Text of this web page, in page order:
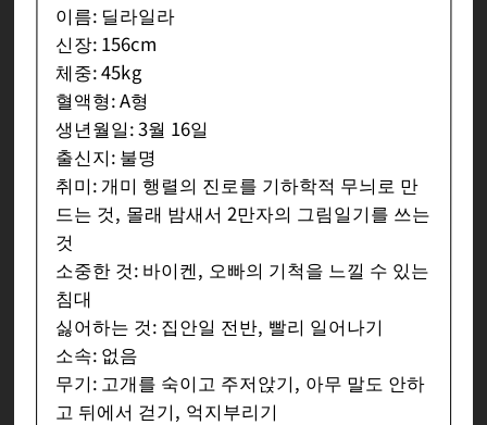
이름: 딜라일라
신장: 156cm
체중: 45kg
혈액형: A형
생년월일: 3월 16일
출신지: 불명
취미: 개미 행렬의 진로를 기하학적 무늬로 만
드는 것, 몰래 밤새서 2만자의 그림일기를 쓰는
것
소중한 것: 바이켄, 오빠의 기척을 느낄 수 있는
침대
싫어하는 것: 집안일 전반, 빨리 일어나기
소속: 없음
무기: 고개를 숙이고 주저앉기, 아무 말도 안하
고 뒤에서 걷기, 억지부리기